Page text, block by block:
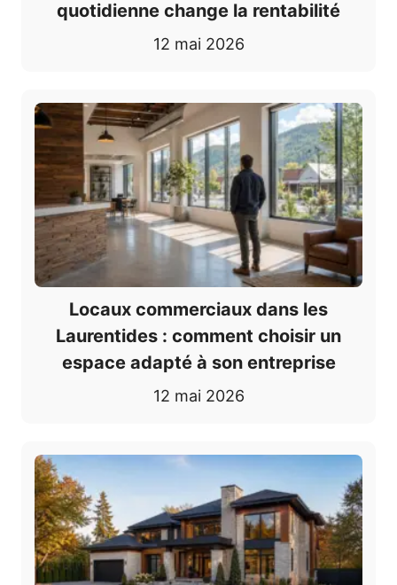
quotidienne change la rentabilité
12 mai 2026
Locaux commerciaux dans les
Laurentides : comment choisir un
espace adapté à son entreprise
12 mai 2026